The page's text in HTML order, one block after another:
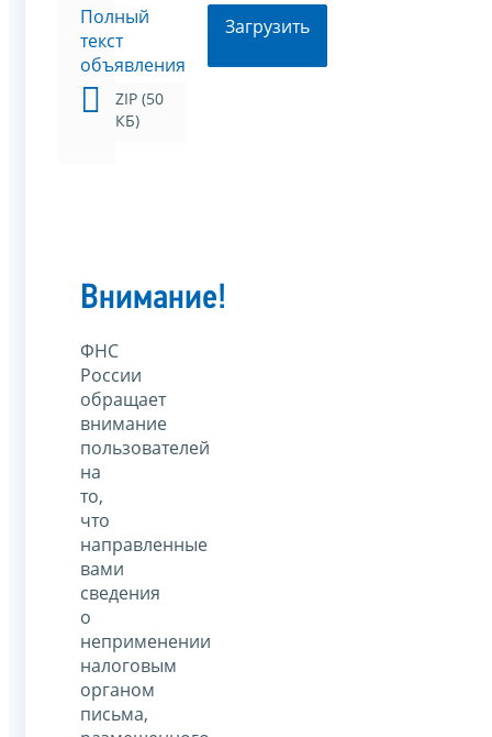
Полный
текст
объявления
ZIP (50
КБ)
Загрузить
Внимание!
ФНС
России
обращает
внимание
пользователей
на
то,
что
направленные
вами
сведения
о
неприменении
налоговым
органом
письма,